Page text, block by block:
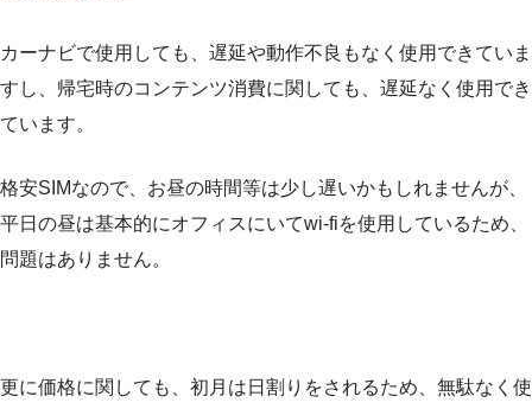
カーナビで使用しても、遅延や動作不良もなく使用できていま
すし、帰宅時のコンテンツ消費に関しても、遅延なく使用でき
ています。
格安SIMなので、お昼の時間等は少し遅いかもしれませんが、
平日の昼は基本的にオフィスにいてwi-fiを使用しているため、
問題はありません。
更に価格に関しても、初月は日割りをされるため、無駄なく使